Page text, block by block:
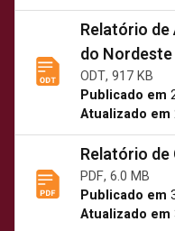
Relatório
do
ODT, 917 KB
Publicado em
Atualizado em
Relatório de
PDF, 6.0 MB
Publicado em
Atualizado em